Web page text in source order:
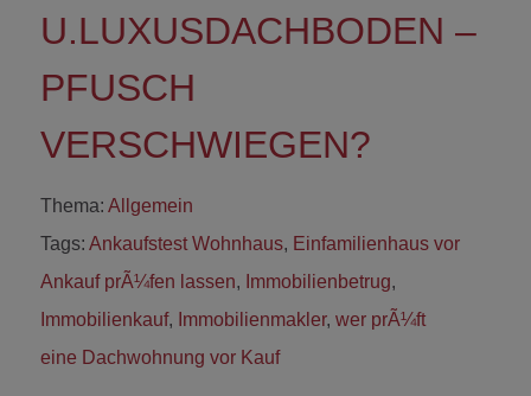
U.LUXUSDACHBODEN –
PFUSCH
VERSCHWIEGEN?
Thema: Allgemein
Tags: Ankaufstest Wohnhaus, Einfamilienhaus vor
Ankauf prÃ¼fen lassen, Immobilienbetrug,
Immobilienkauf, Immobilienmakler, wer prÃ¼ft
eine Dachwohnung vor Kauf